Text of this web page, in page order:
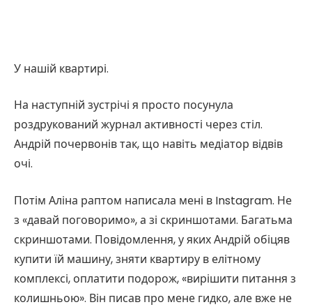
У нашій квартирі.
На наступній зустрічі я просто посунула
роздрукований журнал активності через стіл.
Андрій почервонів так, що навіть медіатор відвів
очі.
Потім Аліна раптом написала мені в Instagram. Не
з «давай поговоримо», а зі скриншотами. Багатьма
скриншотами. Повідомлення, у яких Андрій обіцяв
купити їй машину, зняти квартиру в елітному
комплексі, оплатити подорож, «вирішити питання з
колишньою». Він писав про мене гидко, але вже не